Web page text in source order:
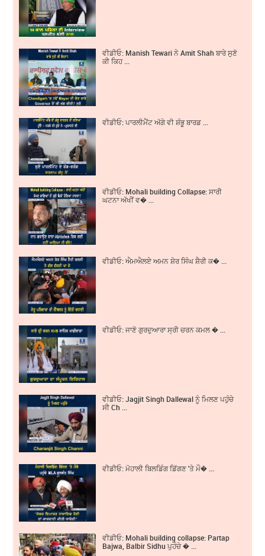
ਵੀਡੀਓ: Manish Tewari ਨੇ Amit Shah ਬਾਰੇ ਸੁਣੋ
ਕੀ ਕਿਹ ...
ਵੀਡੀਓ: ਪਾਰਲੀਮੈਂਟ ਅੱਗੇ ਵੀ ਸ਼ੰਭੂ ਬਾਰਡ ...
ਵੀਡੀਓ: Mohali building Collapse: ਸਾਰੀ
ਘਟਨਾ ਅੱਖੀਂ ਵ� ...
ਵੀਡੀਓ: ਐਮਐਲਏ ਅਮਨ ਸ਼ੇਰ ਸਿੰਘ ਸ਼ੈਰੀ ਕ� ...
ਵੀਡੀਓ: ਜਾਣੋ ਗੁਰਦੁਆਰਾ ਸ੍ਰੀ ਚਰਨ ਕਮਲ � ...
ਵੀਡੀਓ: Jagjit Singh Dallewal ਨੂੰ ਮਿਲਣ ਪਹੁੰਚੇ
ਸੀ Ch ...
ਵੀਡੀਓ: ਮੋਹਾਲੀ ਬਿਲਡਿੰਗ ਡਿੱਗਣ 'ਤੇ ਮੌ� ...
ਵੀਡੀਓ: Mohali building collapse: Partap
Bajwa, Balbir Sidhu ਪੁਹੰਚੇ � ...